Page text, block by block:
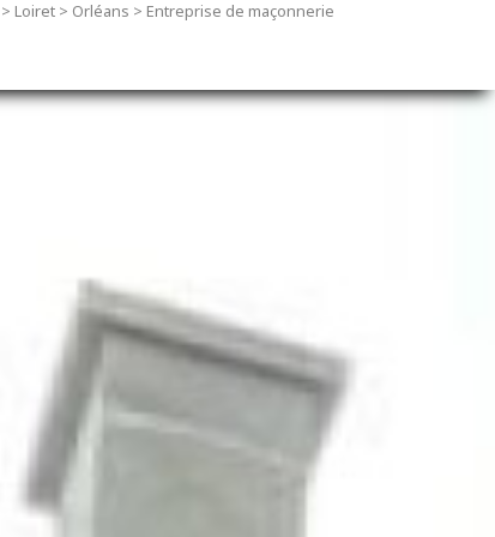
> Loiret > Orléans > Entreprise de maçonnerie